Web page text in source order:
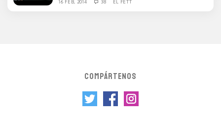
16 FEB, 2014 38 EL FETT
COMPÁRTENOS